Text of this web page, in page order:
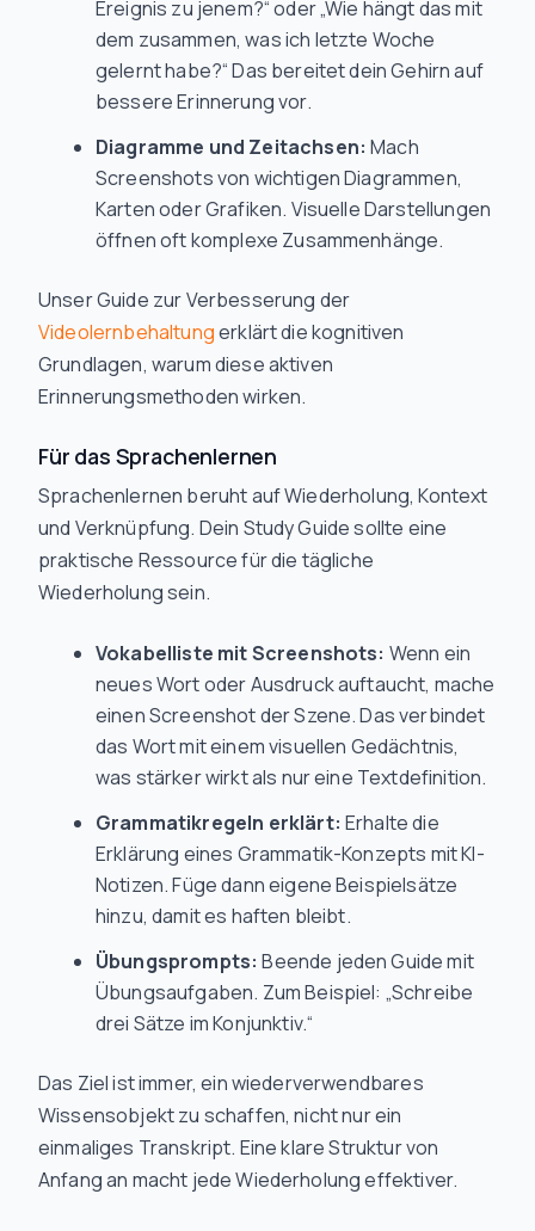
Ereignis zu jenem?“ oder „Wie hängt das mit
dem zusammen, was ich letzte Woche
gelernt habe?“ Das bereitet dein Gehirn auf
bessere Erinnerung vor.
Diagramme und Zeitachsen: Mach
Screenshots von wichtigen Diagrammen,
Karten oder Grafiken. Visuelle Darstellungen
öffnen oft komplexe Zusammenhänge.
Unser Guide zur Verbesserung der
Videolernbehaltungerklärt die kognitiven
Grundlagen, warum diese aktiven
Erinnerungsmethoden wirken.
Für das Sprachenlernen
Sprachenlernen beruht auf Wiederholung, Kontext
und Verknüpfung. Dein Study Guide sollte eine
praktische Ressource für die tägliche
Wiederholung sein.
Vokabelliste mit Screenshots: Wenn ein
neues Wort oder Ausdruck auftaucht, mache
einen Screenshot der Szene. Das verbindet
das Wort mit einem visuellen Gedächtnis,
was stärker wirkt als nur eine Textdefinition.
Grammatikregeln erklärt: Erhalte die
Erklärung eines Grammatik-Konzepts mit KI-
Notizen. Füge dann eigene Beispielsätze
hinzu, damit es haften bleibt.
Übungsprompts: Beende jeden Guide mit
Übungsaufgaben. Zum Beispiel: „Schreibe
drei Sätze im Konjunktiv.“
Das Ziel ist immer, ein wiederverwendbares
Wissensobjekt zu schaffen, nicht nur ein
einmaliges Transkript. Eine klare Struktur von
Anfang an macht jede Wiederholung effektiver.